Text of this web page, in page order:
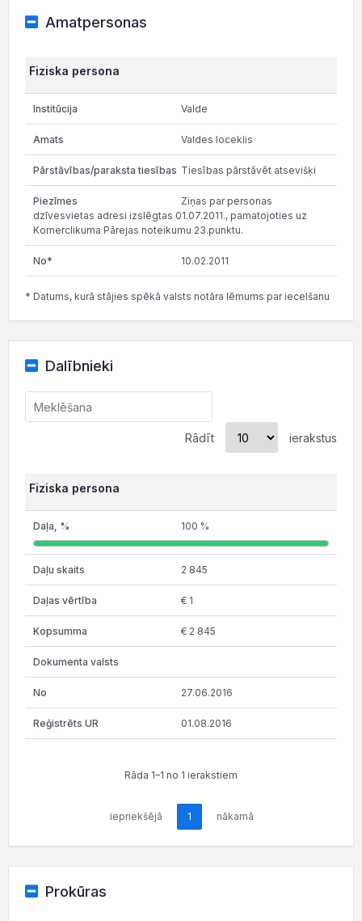
Amatpersonas
Fiziska persona
Valde
Valdes loceklis
Tiesības pārstāvēt atsevišķi
Ziņas par personas
dzīvesvietas adresi izslēgtas 01.07.2011., pamatojoties uz
Komerclikuma Pārejas noteikumu 23.punktu.
10.02.2011
* Datums, kurā stājies spēkā valsts notāra lēmums par iecelšanu
Dalībnieki
Rādīt ierakstus
Fiziska persona
100 %
2 845
€ 1
€ 2 845
27.06.2016
01.08.2016
Rāda 1–1 no 1 ierakstiem
iepriekšējā 1 nākamā
Prokūras